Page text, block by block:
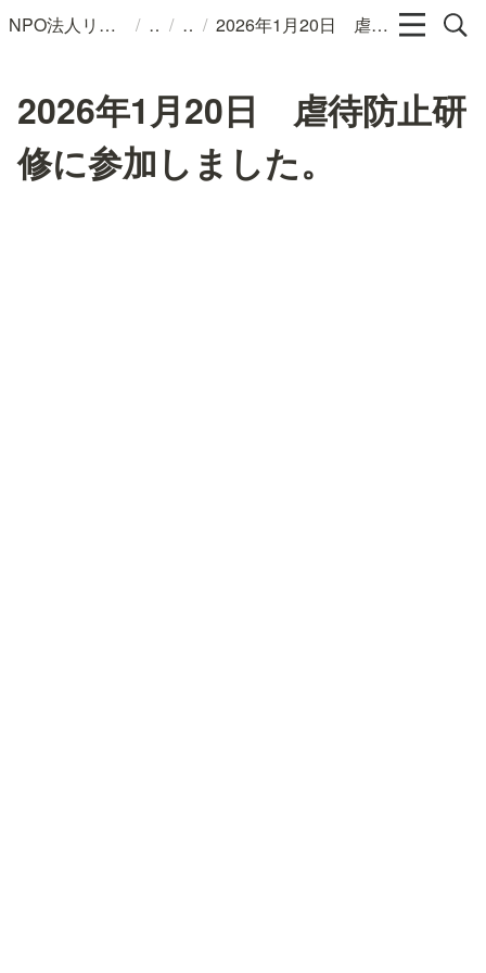
NPO法人リンパカフェ / / / 2026年1月20日 虐待防止研修に参加しました。
2026年1月20日 虐待防止研
修に参加しました。